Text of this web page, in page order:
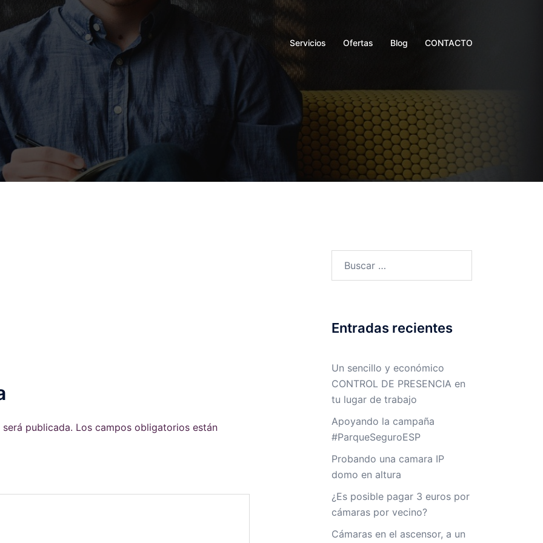
Servicios Ofertas Blog CONTACTO
publicada. Los campos obligatorios están
Entradas recientes
Un sencillo y económico
CONTROL DE PRESENCIA en
tu lugar de trabajo
Apoyando la campaña
#ParqueSeguroESP
Probando una camara IP
domo en altura
¿Es posible pagar 3 euros por
cámaras por vecino?
Cámaras en el ascensor, a un